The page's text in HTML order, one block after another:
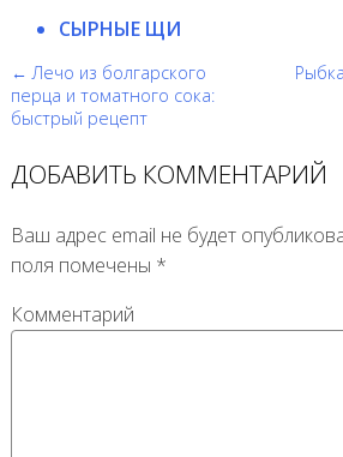
СЫРНЫЕ ЩИ
← Лечо из болгарского
перца и томатного сока:
быстрый рецепт
ДОБАВИТЬ КОММЕНТАРИЙ
Ваш адрес email не будет
поля помечены *
Комментарий